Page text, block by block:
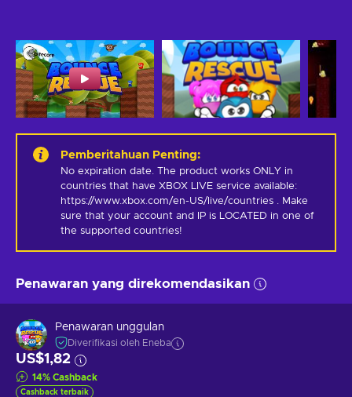
Pemberitahuan Penting:
No expiration date. The product works ONLY in
countries that have XBOX LIVE service available:
https://www.xbox.com/en-US/live/countries . Make
sure that your account and IP is LOCATED in one of
the supported countries!
Penawaran yang direkomendasikan
Penawaran unggulan
Diverifikasi oleh Eneba
US$1,82
14% Cashback
Cashback terbaik